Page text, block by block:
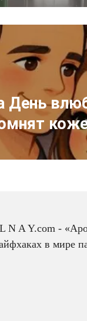
N A Y.com -
в мире